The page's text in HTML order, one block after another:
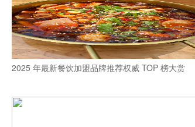
2025 年最新餐饮加盟品牌推荐权威 TOP 榜大赏